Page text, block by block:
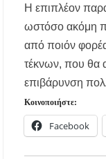
ΔΥΠΑ: Νέες 8.000
ανέργους ηλικίας 55
43.000 οι συνολικοί
Δεκαπενταύγουστος
Χαλκιδικής – Το
ακολουθιών
Η Φωτεινή Βελεσιώτου
Ουρανούπολη για μια
Πύργο
Η επιπλέον
ωστόσο ακόμη
από ποιόν
τέκνων, που θα
επιβάρυνση
Κοινοποιήστε:
Facebook